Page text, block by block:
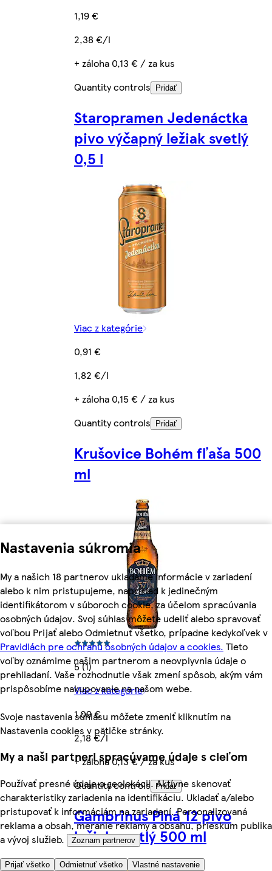
Nastavenia súkromia
My a našich 18 partnerov ukladáme informácie v zariadení
alebo k nim pristupujeme, napríklad k jedinečným
identifikátorom v súboroch cookie, za účelom spracúvania
osobných údajov. Svoj súhlas môžete udeliť alebo spravovať
voľbou Prijať alebo Odmietnuť všetko, prípadne kedykoľvek v
Pravidlách pre ochranu osobných údajov a cookies. Tieto
voľby oznámime našim partnerom a neovplyvnia údaje o
prehliadaní. Vaše rozhodnutie však zmení spôsob, akým vám
prispôsobíme nakupovanie na našom webe.
Svoje nastavenia súhlasu môžete zmeniť kliknutím na
Nastavenia cookies v pätičke stránky.
My a naši partneri spracúvame údaje s cieľom
Používať presné údaje o geolokácii. Aktívne skenovať
charakteristiky zariadenia na identifikáciu. Ukladať a/alebo
pristupovať k informáciám na zariadení. Personalizovaná
reklama a obsah, meranie reklamy a obsahu, prieskum publika
a vývoj služieb.
Zoznam partnerov
Prijať všetko Odmietnuť všetko Vlastné nastavenie
1,19 €
2,38 €/l
+ záloha 0,13 € / za kus
Quantity controls
Pridať
Staropramen Jedenáctka
pivo výčapný ležiak svetlý
0,5 l
Viac z kategórie
0,91 €
1,82 €/l
+ záloha 0,15 € / za kus
Quantity controls
Pridať
Krušovice Bohém fľaša 500
ml
5 (1)
Viac z kategórie
1,09 €
2,18 €/l
+ záloha 0,13 € / za kus
Quantity controls
Pridať
Gambrinus Plná 12 pivo
ležiak svetlý 500 ml